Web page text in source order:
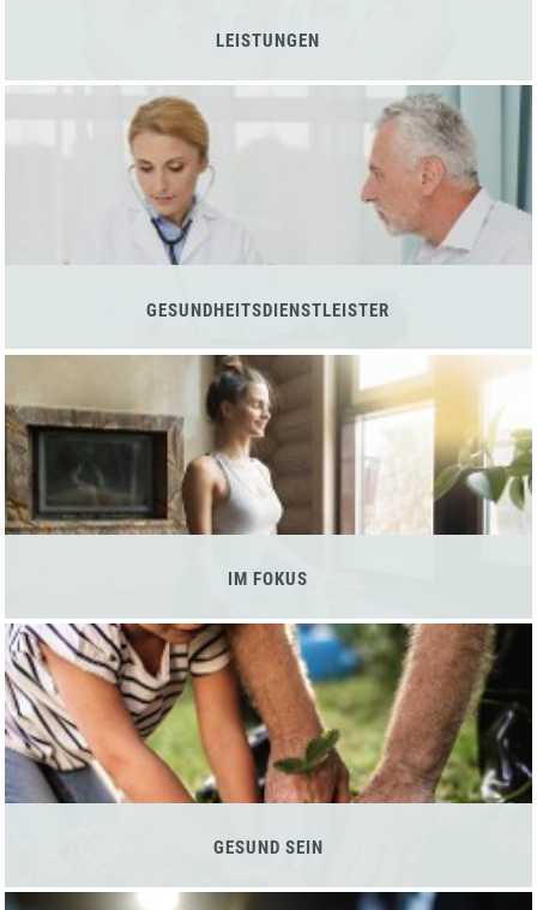
LEISTUNGEN
GESUNDHEITSDIENSTLEISTER
IM FOKUS
GESUND SEIN